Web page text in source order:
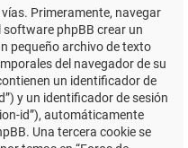
Primeramente, navegar
software phpBB crear un
pequeño archivo de texto
del navegador de su
un identificador de
y un identificador de sesión
id”), automáticamente
Una tercera cookie se